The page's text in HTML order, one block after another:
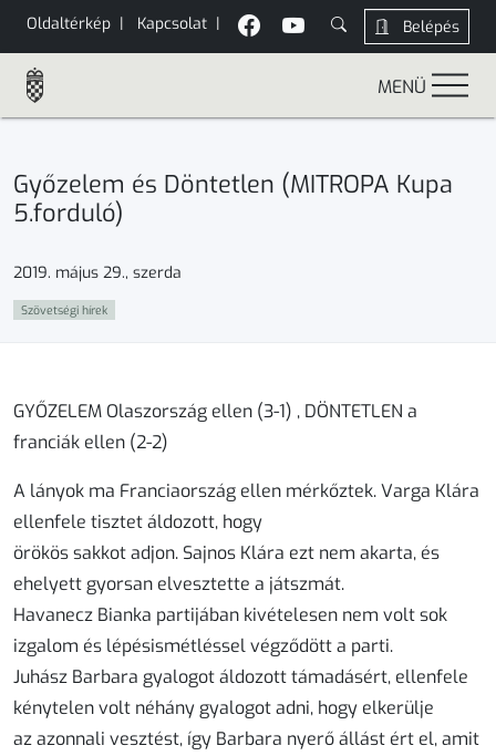
Oldaltérkép | Kapcsolat | Belépés
MENÜ
Győzelem és Döntetlen (MITROPA Kupa
5.forduló)
2019. május 29., szerda
Szövetségi hírek
GYŐZELEM Olaszország ellen (3-1) , DÖNTETLEN a
franciák ellen (2-2)
A lányok ma Franciaország ellen mérkőztek. Varga Klára
ellenfele tisztet áldozott, hogy
örökös sakkot adjon. Sajnos Klára ezt nem akarta, és
ehelyett gyorsan elvesztette a játszmát.
Havanecz Bianka partijában kivételesen nem volt sok
izgalom és lépésismétléssel végződött a parti.
Juhász Barbara gyalogot áldozott támadásért, ellenfele
kénytelen volt néhány gyalogot adni, hogy elkerülje
az azonnali vesztést, így Barbara nyerő állást ért el, amit